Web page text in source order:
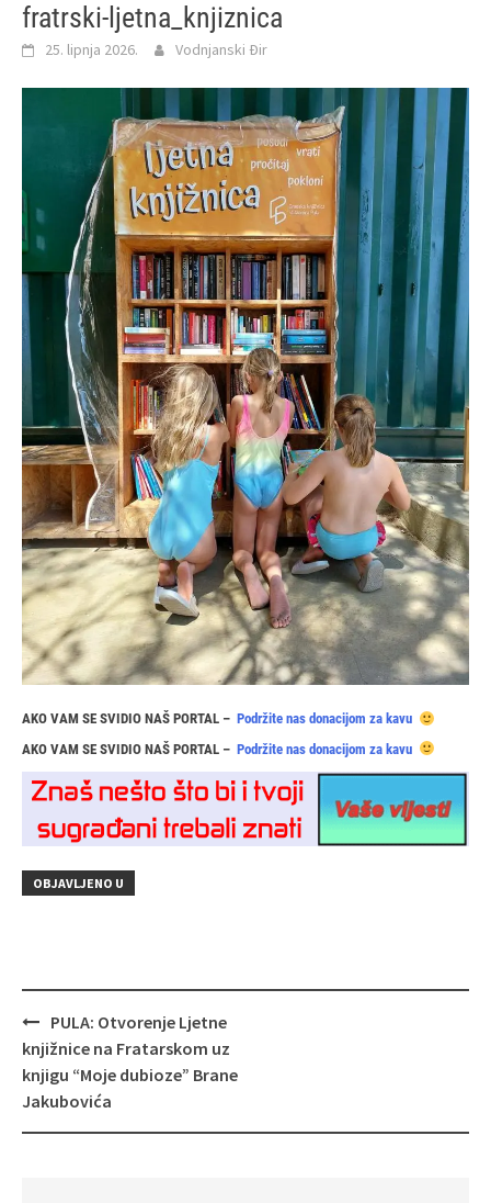
fratrski-ljetna_knjiznica
25. lipnja 2026. Vodnjanski Đir
AKO VAM SE SVIDIO NAŠ PORTAL – Podržite nas donacijom za kavu
AKO VAM SE SVIDIO NAŠ PORTAL – Podržite nas donacijom za kavu
OBJAVLJENO U
Navigacija
objava
PULA: Otvorenje Ljetne
knjižnice na Fratarskom uz
knjigu “Moje dubioze” Brane
Jakubovića